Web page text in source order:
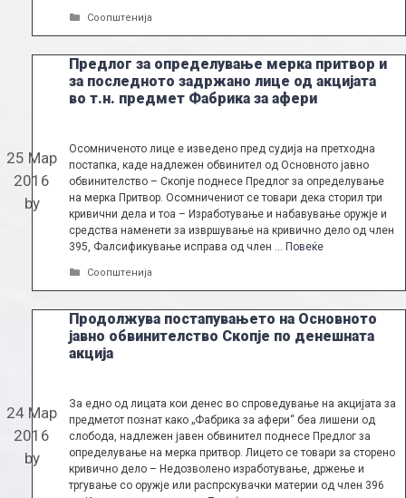
Categories
Соопштенија
Предлог за определување мерка притвор и
за последното задржано лице од акцијата
во т.н. предмет Фабрика за афери
25 Мар
2016
by
Осомниченото лице е изведено пред судија на претходна
постапка, каде надлежен обвинител од Основното јавно
обвинителство – Скопје поднесе Предлог за определување
на мерка Притвор. Осомничениот се товари дека сторил три
кривични дела и тоа – Изработување и набавување оружје и
средства наменети за извршување на кривично дело од член
395, Фалсификување исправа од член … Повеќе
Categories
Соопштенија
Продолжува постапувањето на Основното
јавно обвинителство Скопје по денешната
акција
24 Мар
2016
by
За едно од лицата кои денес во спроведување на акцијата за
предметот познат како „Фабрика за афери“ беа лишени од
слобода, надлежен јавен обвинител поднесе Предлог за
определување на мерка притвор. Лицето се товари за сторено
кривично дело – Недозволено изработување, држење и
тргување со оружје или распрскувачки материи од член 396